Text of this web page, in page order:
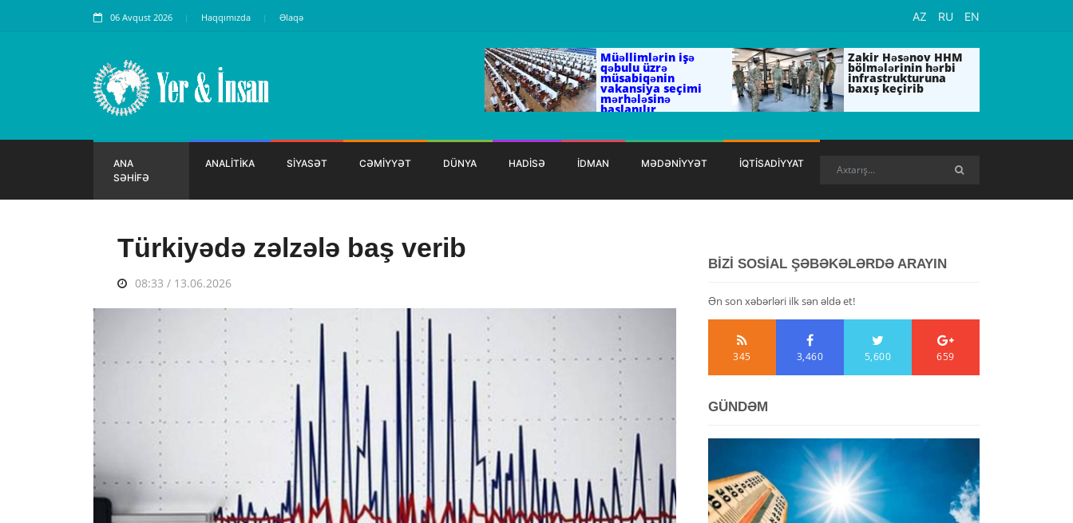
06 Avqust 2026 Haqqımızda Əlaqə AZ RU EN
Müəllimlərin işə
qəbulu üzrə
müsabiqənin
vakansiya seçimi
mərhələsinə
başlanılır
Zakir Həsənov HHM
bölmələrinin hərbi
infrastrukturuna
baxış keçirib
ANA
SƏHİFƏ
ANALİTİKA SİYASƏT CƏMİYYƏT DÜNYA HADİSƏ İDMAN MƏDƏNİYYƏT İQTİSADİYYAT
Türkiyədə zəlzələ baş verib
08:33 / 13.06.2026
BİZİ SOSİAL ŞƏBƏKƏLƏRDƏ ARAYIN
Ən son xəbərləri ilk sən əldə et!
345 3,460 5,600 659
GÜNDƏM